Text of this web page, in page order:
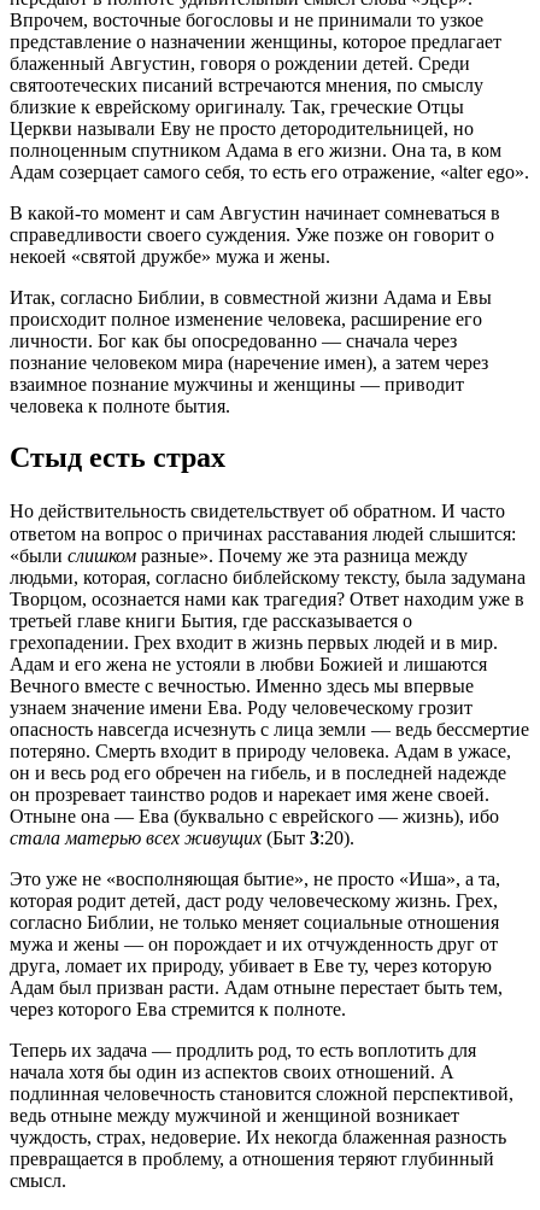
Впрочем, восточные богословы и не принимали то узкое
представление о назначении женщины, которое предлагает
блаженный Августин, говоря о рождении детей. Среди
святоотеческих писаний встречаются мнения, по смыслу
близкие к еврейскому оригиналу. Так, греческие Отцы
Церкви называли Еву не просто детородительницей, но
полноценным спутником Адама в его жизни. Она та, в ком
Адам созерцает самого себя, то есть его отражение, «alter ego».
В какой-то момент и сам Августин начинает сомневаться в
справедливости своего суждения. Уже позже он говорит о
некоей «святой дружбе» мужа и жены.
Итак, согласно Библии, в совместной жизни Адама и Евы
происходит полное изменение человека, расширение его
личности. Бог как бы опосредованно — сначала через
познание человеком мира (наречение имен), а затем через
взаимное познание мужчины и женщины — приводит
человека к полноте бытия.
Стыд есть страх
Но действительность свидетельствует об обратном. И часто
ответом на вопрос о причинах расставания людей слышится:
«были слишком разные». Почему же эта разница между
людьми, которая, согласно библейскому тексту, была задумана
Творцом, осознается нами как трагедия? Ответ находим уже в
третьей главе книги Бытия, где рассказывается о
грехопадении. Грех входит в жизнь первых людей и в мир.
Адам и его жена не устояли в любви Божией и лишаются
Вечного вместе с вечностью. Именно здесь мы впервые
узнаем значение имени Ева. Роду человеческому грозит
опасность навсегда исчезнуть с лица земли — ведь бессмертие
потеряно. Смерть входит в природу человека. Адам в ужасе,
он и весь род его обречен на гибель, и в последней надежде
он прозревает таинство родов и нарекает имя жене своей.
Отныне она — Ева (буквально с еврейского — жизнь), ибо
стала матерью всех живущих (Быт 3:20).
Это уже не «восполняющая бытие», не просто «Иша», а та,
которая родит детей, даст роду человеческому жизнь. Грех,
согласно Библии, не только меняет социальные отношения
мужа и жены — он порождает и их отчужденность друг от
друга, ломает их природу, убивает в Еве ту, через которую
Адам был призван расти. Адам отныне перестает быть тем,
через которого Ева стремится к полноте.
Теперь их задача — продлить род, то есть воплотить для
начала хотя бы один из аспектов своих отношений. А
подлинная человечность становится сложной перспективой,
ведь отныне между мужчиной и женщиной возникает
чуждость, страх, недоверие. Их некогда блаженная разность
превращается в проблему, а отношения теряют глубинный
смысл.